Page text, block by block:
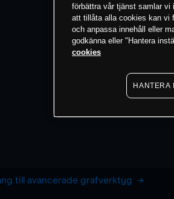
till avancerade grafverktyg
förbättra vår tjänst samlar vi
att tillåta alla cookies kan vi
och anpassa innehåll eller
godkänna eller "Hantera
cookies
HANTERA